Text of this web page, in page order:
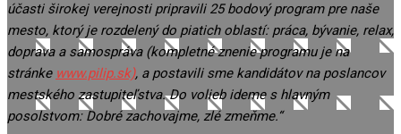
účasti širokej verejnosti pripravili 25 bodový program pre naše
mesto, ktorý je rozdelený do piatich oblastí: práca, bývanie, relax,
doprava a samospráva (kompletné znenie programu je na
stránke www.pilip.sk), a postavili sme kandidátov na poslancov
mestského zastupiteľstva. Do volieb ideme s hlavným
posolstvom: Dobré zachovajme, zlé zmeňme.“